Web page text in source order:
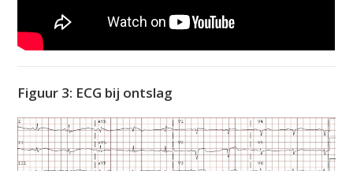
Figuur 3: ECG bij ontslag